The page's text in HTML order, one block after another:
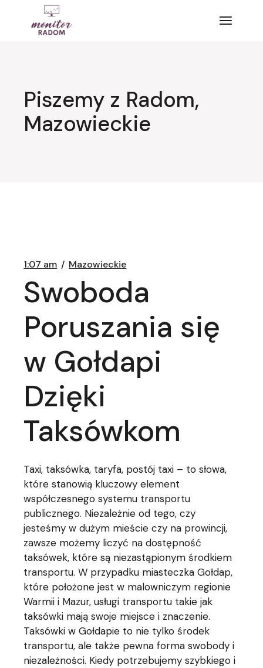
Piszemy z Radom,
Mazowieckie
1:07 am Mazowieckie
Swoboda
Poruszania się
w Gołdapi
Dzięki
Taksówkom
Taxi, taksówka, taryfa, postój taxi – to słowa,
które stanowią kluczowy element
współczesnego systemu transportu
publicznego. Niezależnie od tego, czy
jesteśmy w dużym mieście czy na prowincji,
zawsze możemy liczyć na dostępność
taksówek, które są niezastąpionym środkiem
transportu. W przypadku miasteczka Gołdap,
które położone jest w malowniczym regionie
Warmii i Mazur, usługi transportu takie jak
taksówki mają swoje miejsce i znaczenie.
Taksówki w Gołdapie to nie tylko środek
transportu, ale także pewna forma swobody i
niezależności. Kiedy potrzebujemy szybkiego i